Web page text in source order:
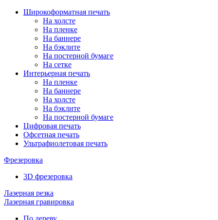
Широкоформатная печать
На холсте
На пленке
На баннере
На бэклите
На постерной бумаге
На сетке
Интерьерная печать
На пленке
На баннере
На холсте
На бэклите
На постерной бумаге
Цифровая печать
Офсетная печать
Ультрафиолетовая печать
Фрезеровка
3D фрезеровка
Лазерная резка
Лазерная гравировка
По дереву